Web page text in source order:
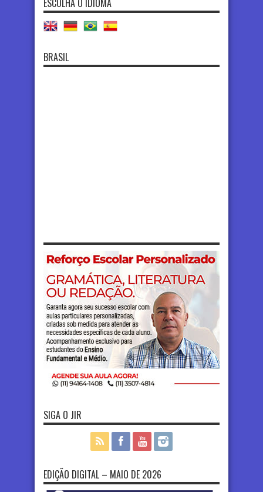
ESCOLHA O IDIOMA
BRASIL
SIGA O JIR
EDIÇÃO DIGITAL – MAIO DE 2026